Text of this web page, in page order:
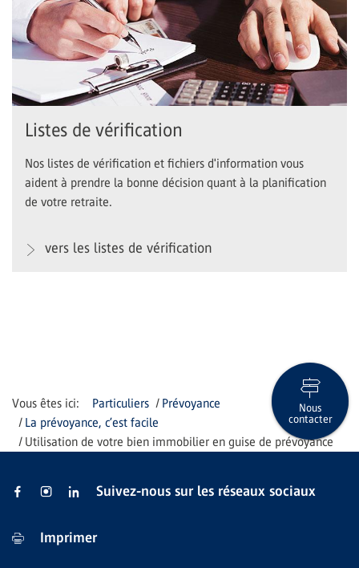
Listes de vérification
Nos listes de vérification et fichiers d'information vous
aident à prendre la bonne décision quant à la planification
de votre retraite.
vers les listes de vérification
Particuliers
Prévoyance
La prévoyance, c’est facile
Utilisation de votre bien immobilier en guise de prévoyance
Nous
contacter
Suivez-nous sur les réseaux sociaux
Imprimer